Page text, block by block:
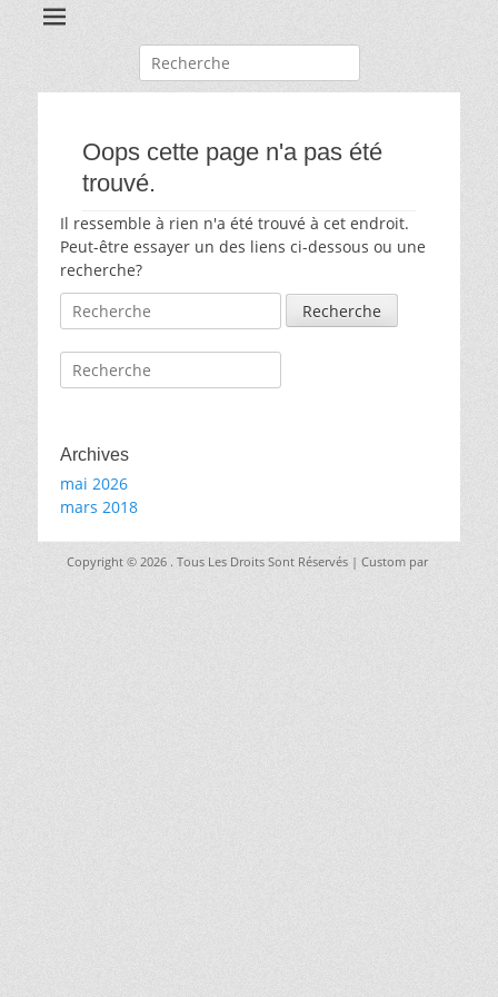
Recherche
pour:
Oops cette page n'a pas été
trouvé.
Il ressemble à rien n'a été trouvé à cet endroit.
Peut-être essayer un des liens ci-dessous ou une
recherche?
Recherche
pour:
Recherche
pour:
Archives
mai 2026
mars 2018
Copyright © 2026 . Tous Les Droits Sont Réservés | Custom par